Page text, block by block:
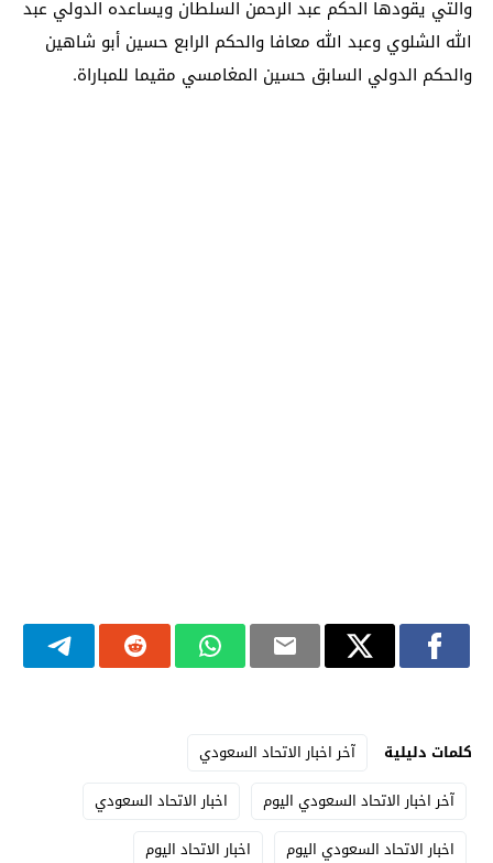
والتي يقودها الحكم عبد الرحمن السلطان ويساعده الدولي عبد
الله الشلوي وعبد الله معافا والحكم الرابع حسين أبو شاهين
والحكم الدولي السابق حسين المغامسي مقيما للمباراة.
كلمات دليلية
آخر اخبار الاتحاد السعودي
آخر اخبار الاتحاد السعودي اليوم
اخبار الاتحاد السعودي
اخبار الاتحاد السعودي اليوم
اخبار الاتحاد اليوم